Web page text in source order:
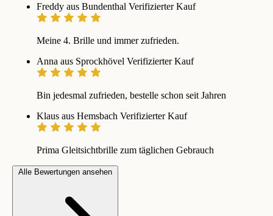
Freddy aus Bundenthal Verifizierter Kauf
Meine 4. Brille und immer zufrieden.
Anna aus Sprockhövel Verifizierter Kauf
Bin jedesmal zufrieden, bestelle schon seit Jahren
Klaus aus Hemsbach Verifizierter Kauf
Prima Gleitsichtbrille zum täglichen Gebrauch
Alle Bewertungen ansehen